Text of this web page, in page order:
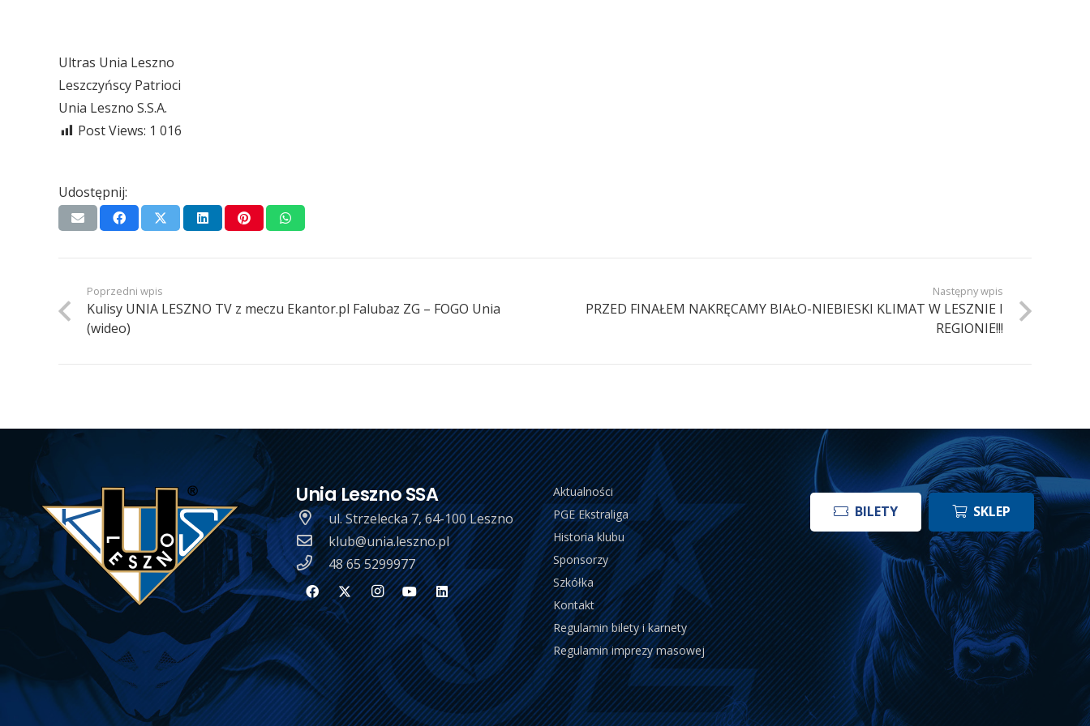
Ultras Unia Leszno
Leszczyńscy Patrioci
Unia Leszno S.S.A.
Post Views: 1 016
Udostępnij:
Poprzedni wpis
Kulisy UNIA LESZNO TV z meczu Ekantor.pl Falubaz ZG – FOGO Unia
(wideo)
Następny wpis
PRZED FINAŁEM NAKRĘCAMY BIAŁO-NIEBIESKI KLIMAT W LESZNIE I
REGIONIE!!!
Unia Leszno SSA
ul. Strzelecka 7, 64-100 Leszno
klub@unia.leszno.pl
48 65 5299977
Aktualności
PGE Ekstraliga
Historia klubu
Sponsorzy
Szkółka
Kontakt
Regulamin bilety i karnety
Regulamin imprezy masowej
BILETY SKLEP